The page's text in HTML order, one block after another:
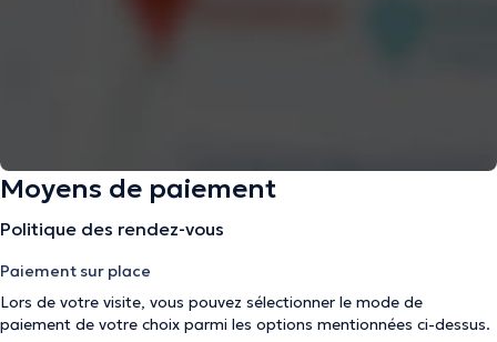
Moyens de paiement
Politique des rendez-vous
Paiement sur place
Lors de votre visite, vous pouvez sélectionner le mode de
paiement de votre choix parmi les options mentionnées ci-dessus.